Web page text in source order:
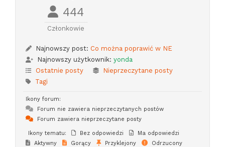
444
Członkowie
Najnowszy post: Co można poprawić w NE
Najnowszy użytkownik: yonda
Ostatnie posty
Nieprzeczytane posty
Tagi
Ikony forum:
Forum nie zawiera nieprzeczytanych postów
Forum zawiera nieprzeczytane posty
Ikony tematu: Bez odpowiedzi
Ma odpowiedzi
Aktywny
Gorący Przyklejony
Odrzucony